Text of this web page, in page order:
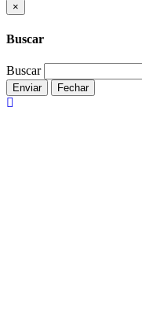
×
Buscar
Buscar
Enviar Fechar